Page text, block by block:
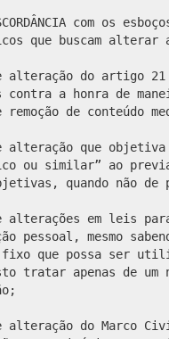
com os
que buscam
alteração do artigo
contra a honra de
remoção de
alteração que
ou similar” ao
quando não de
alterações em leis
pessoal, mesmo
fixo que possa ser
tratar apenas de um
alteração do Marco